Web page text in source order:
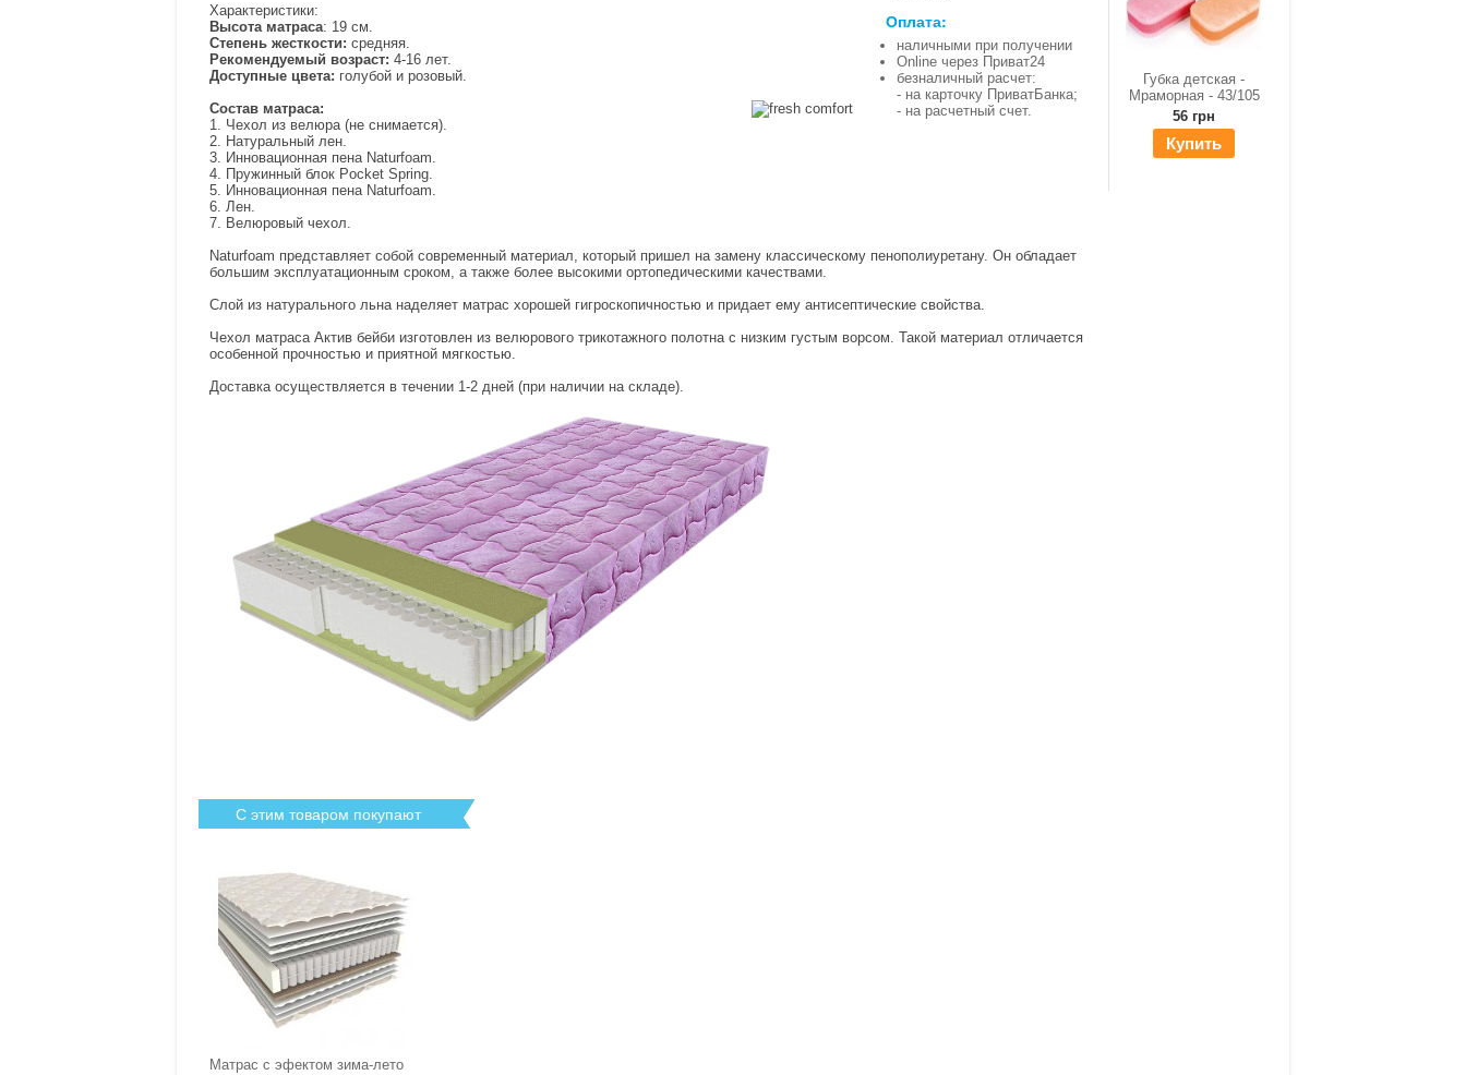
Губка детская -
Мраморная - 43/105
56 грн
Купить
Оплата:
наличными при получении
Online через Приват24
безналичный расчет:
- на карточку ПриватБанка;
- на расчетный счет.
Характеристики:
Высота матраса: 19 см.
Степень жесткости: средняя.
Рекомендуемый возраст: 4-16 лет.
Доступные цвета: голубой и розовый.
Состав матраса:
1. Чехол из велюра (не снимается).
2. Натуральный лен.
3. Инновационная пена Naturfoam.
4. Пружинный блок Pocket Spring.
5. Инновационная пена Naturfoam.
6. Лен.
7. Велюровый чехол.
Naturfoam представляет собой современный материал, который пришел на замену классическому пенополиуретану. Он обладает
большим эксплуатационным сроком, а также более высокими ортопедическими качествами.
Слой из натурального льна наделяет матрас хорошей гигроскопичностью и придает ему антисептические свойства.
Чехол матраса Актив бейби изготовлен из велюрового трикотажного полотна с низким густым ворсом. Такой материал отличается
особенной прочностью и приятной мягкостью.
Доставка осуществляется в течении 1-2 дней (при наличии на складе).
С этим товаром покупают
Матрас с эфектом зима-лето